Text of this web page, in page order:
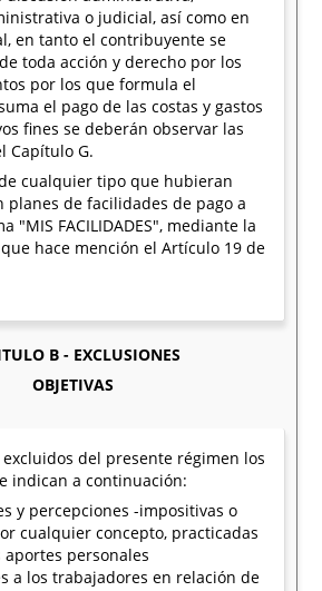
o judicial, así como en
en tanto el contribuyente se
toda acción y derecho por los
por los que formula el
el pago de las costas y gastos
fines se deberán observar las
Capítulo G.
cualquier tipo que hubieran
planes de facilidades de pago a
"MIS FACILIDADES", mediante la
hace mención el Artículo 19 de
B - EXCLUSIONES
OBJETIVAS
del presente régimen los
indican a continuación:
y percepciones -impositivas o
cualquier concepto, practicadas
aportes personales
a los trabajadores en relación de